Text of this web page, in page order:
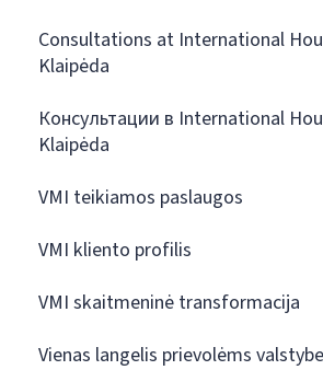
Consultations at International
Klaipėda
Консультации в International
Klaipėda
VMI teikiamos paslaugos
VMI kliento profilis
VMI skaitmeninė transformacija
Vienas langelis prievolėms